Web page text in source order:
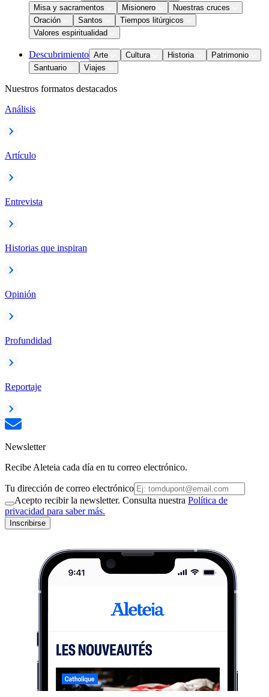
Misa y sacramentos
Misionero
Nuestras cruces
Oración
Santos
Tiempos litúrgicos
Valores espiritualidad
Descubrimiento Arte Cultura Historia
Patrimonio
Santuario
Viajes
Nuestros formatos destacados
Análisis
Artículo
Entrevista
Historias que inspiran
Opinión
Profundidad
Reportaje
Newsletter
Recibe Aleteia cada día en tu correo electrónico.
Tu dirección de correo electrónico
Acepto recibir la newsletter. Consulta nuestra Política de
privacidad para saber más.
Inscribirse